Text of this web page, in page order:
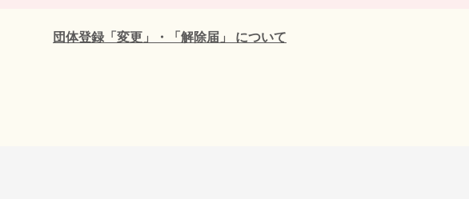
団体登録「変更」・「解除届」 について